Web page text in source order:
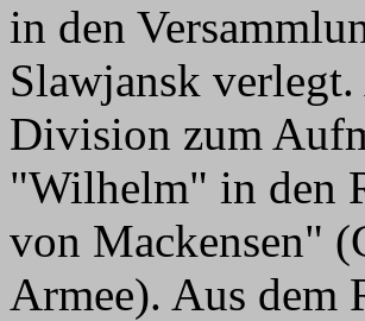
in den
Slawjansk
Division zum
"Wilhelm" in den
von Mackensen"
Armee). Aus dem